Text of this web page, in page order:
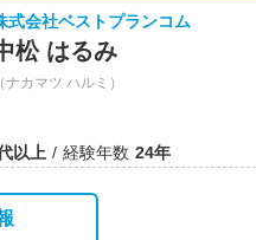
式会社ベストプランコム
松 はるみ
（ナカマツ ハルミ）
以上 経験年数 24年